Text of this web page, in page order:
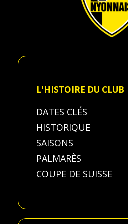
L'HISTOIRE DU CLUB
DATES CLÉS
HISTORIQUE
SAISONS
PALMARÈS
COUPE DE SUISSE